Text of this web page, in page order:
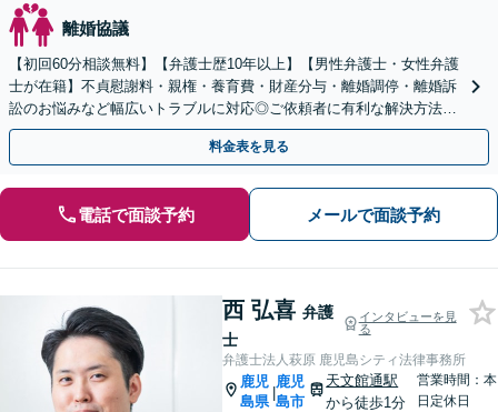
離婚協議
【初回60分相談無料】【弁護士歴10年以上】【男性弁護士・女性弁護
士が在籍】不貞慰謝料・親権・養育費・財産分与・離婚調停・離婚訴
訟のお悩みなど幅広いトラブルに対応◎ご依頼者に有利な解決方法を
ご提案します！【キッズスペース有り】【駐車場有り】
料金表を見る
電話で面談予約 メールで面談予約
西 弘喜 弁護
士
インタビューを見
る
弁護士法人萩原 鹿児島シティ法律事務所
鹿児
島県
|
鹿児
島市
天文館通駅
から徒歩1分
営業時間：本
日定休日